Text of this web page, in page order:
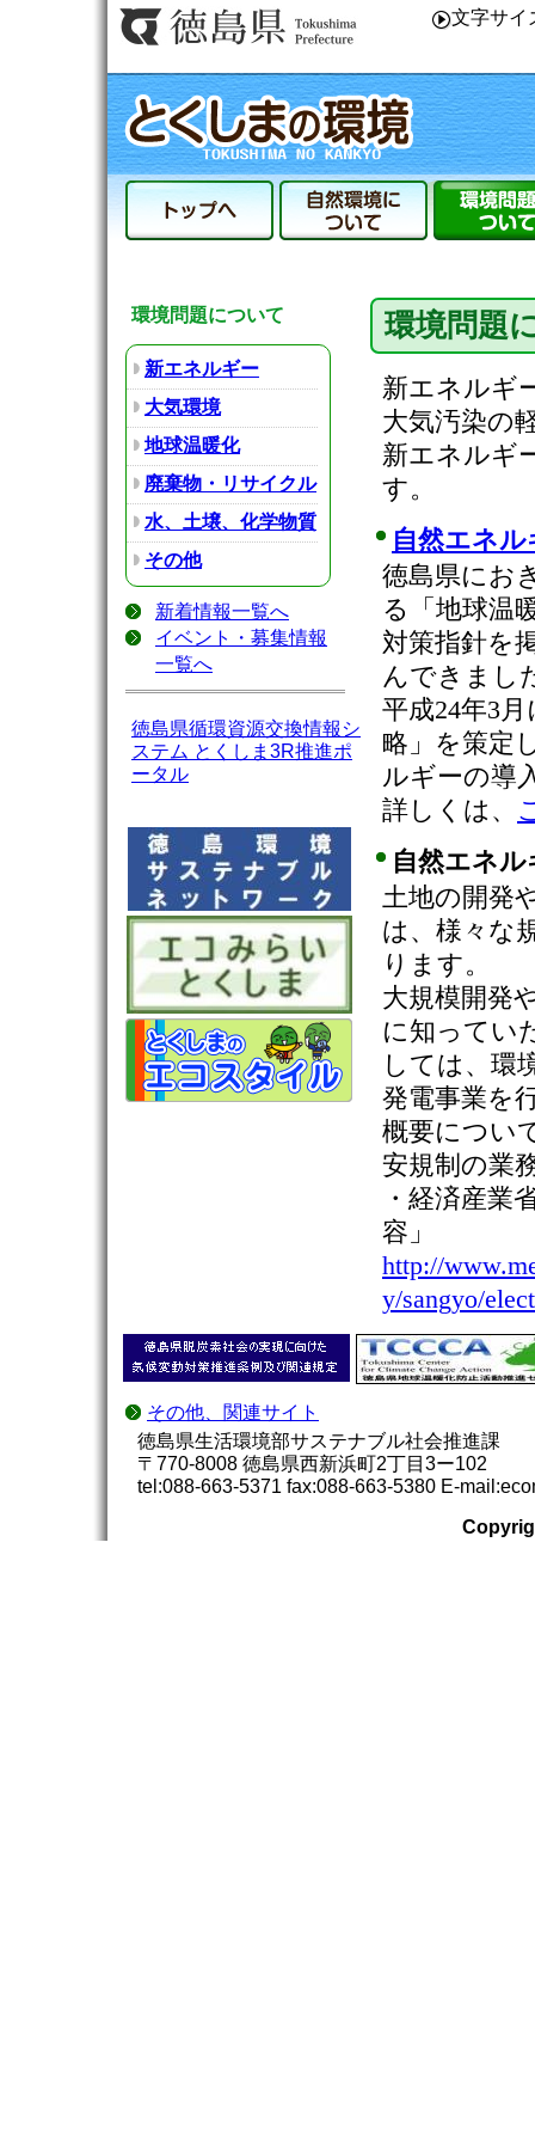
文字サイ
環境問題について
新エネルギー
大気環境
地球温暖化
廃棄物・リサイクル
水、土壌、化学物質
その他
新着情報一覧へ
イベント・募集情報
一覧へ
徳島県循環資源交換情報シ
ステム とくしま3R推進ポ
ータル
環境問題
新エネルギ
大気汚染の
新エネルギ
す。
自然エネ
徳島県にお
る「地球温
対策指針を
んできまし
平成24年3
略」を策定
ルギーの導
詳しくは、
自然エネ
土地の開発
は、様々な
ります。
大規模開発
に知ってい
しては、環
発電事業を
概要につい
安規制の業
・経済産業
容」
http://
y/sangyo/
その他、関連サイト
徳島県生活環境部サステナブル社会推進課
〒770-8008 徳島県西新浜町2丁目3ー102
tel:088-663-5371 fax:088-663-5380 E-